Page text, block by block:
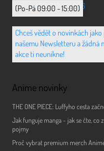
+420 702 851 036
(Po-Pá 09:00 - 15:00)
Chceš vědět o novinkách jako
našemu Newsletteru a žádná
akce ti neunikne!
Anime novinky
THE ONE PIECE: Luffyho cesta
Jak funguje manga - jak se čte, co
pojmy
Proč vybrat premium merch